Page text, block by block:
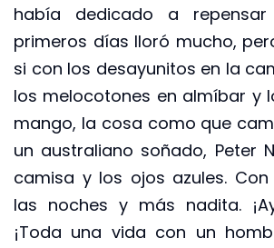
había dedicado a
primeros días lloró mucho,
si con los desayunitos en la
los melocotones en almíbar y
mango, la cosa como que
un australiano soñado, Peter
camisa y los ojos azules.
las noches y más nadita.
¡Toda una vida con un